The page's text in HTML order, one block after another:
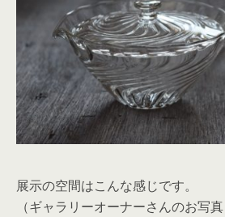
展示の空間はこんな感じです。
（ギャラリーオーナーさんのお写